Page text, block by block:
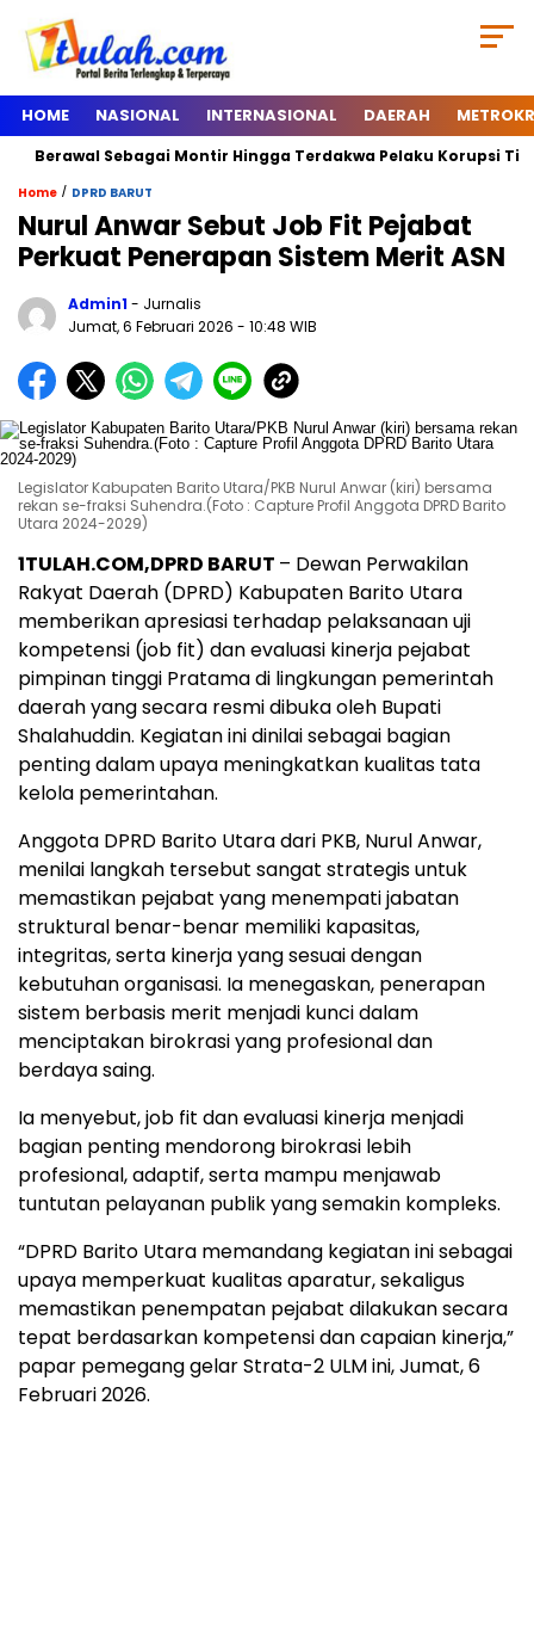
HOME NASIONAL INTERNASIONAL DAERAH
Sebagai Montir Hingga Terdakwa Pelaku Korupsi Timah,
Home / DPRD BARUT
Nurul Anwar Sebut Job Fit Pejabat
Perkuat Penerapan Sistem Merit ASN
Admin1- Jurnalis
Jumat, 6 Februari 2026 - 10:48 WIB
Legislator Kabupaten Barito Utara/PKB Nurul Anwar (kiri) bersama
rekan se-fraksi Suhendra.(Foto : Capture Profil Anggota DPRD Barito
Utara 2024-2029)
1TULAH.COM,DPRD BARUT – Dewan Perwakilan
Rakyat Daerah (DPRD) Kabupaten Barito Utara
memberikan apresiasi terhadap pelaksanaan uji
kompetensi (job fit) dan evaluasi kinerja pejabat
pimpinan tinggi Pratama di lingkungan pemerintah
daerah yang secara resmi dibuka oleh Bupati
Shalahuddin. Kegiatan ini dinilai sebagai bagian
penting dalam upaya meningkatkan kualitas tata
kelola pemerintahan.
Anggota DPRD Barito Utara dari PKB, Nurul Anwar,
menilai langkah tersebut sangat strategis untuk
memastikan pejabat yang menempati jabatan
struktural benar-benar memiliki kapasitas,
integritas, serta kinerja yang sesuai dengan
kebutuhan organisasi. Ia menegaskan, penerapan
sistem berbasis merit menjadi kunci dalam
menciptakan birokrasi yang profesional dan
berdaya saing.
Ia menyebut, job fit dan evaluasi kinerja menjadi
bagian penting mendorong birokrasi lebih
profesional, adaptif, serta mampu menjawab
tuntutan pelayanan publik yang semakin kompleks.
“DPRD Barito Utara memandang kegiatan ini sebagai
upaya memperkuat kualitas aparatur, sekaligus
memastikan penempatan pejabat dilakukan secara
tepat berdasarkan kompetensi dan capaian kinerja,”
papar pemegang gelar Strata-2 ULM ini, Jumat, 6
Februari 2026.